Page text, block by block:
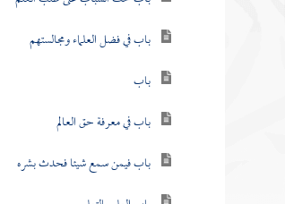
باب في فضل العلماء ومجالستهم
باب
باب في معرفة حق العالم
باب فيمن سمع شيئا فحدث بشره